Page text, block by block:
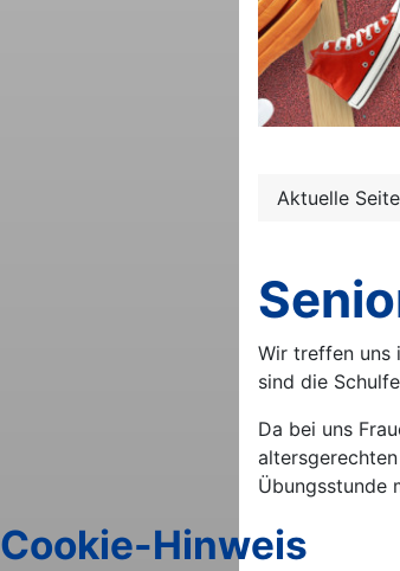
Aktuelle
Wir treffen uns
sind die
Da bei uns
Übungsstunde
Cookie-Hinweis